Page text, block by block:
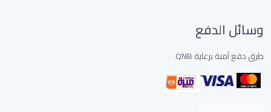
وسائل الدفع
طرق دفع آمنة برعاية QNB